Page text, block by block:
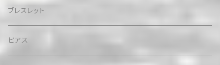
ブレスレット
ピアス